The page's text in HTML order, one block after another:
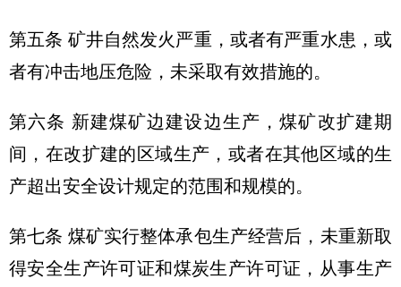
第五条 矿井自然发火严重，或者有严重水患，或
者有冲击地压危险，未采取有效措施的。
第六条 新建煤矿边建设边生产，煤矿改扩建期
间，在改扩建的区域生产，或者在其他区域的生
产超出安全设计规定的范围和规模的。
第七条 煤矿实行整体承包生产经营后，未重新取
得安全生产许可证和煤炭生产许可证，从事生产